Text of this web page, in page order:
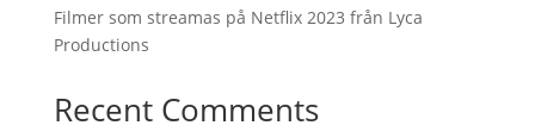
Filmer som streamas på Netflix 2023 från Lyca
Productions
Recent Comments